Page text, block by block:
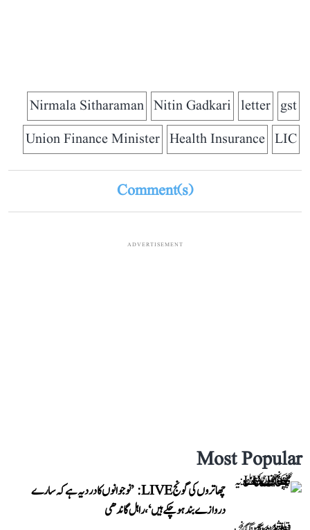
gst
letter
Nitin Gadkari
Nirmala Sitharaman
LIC
Health Insurance
Union Finance Minister
Comment(s)
ADVERTISEMENT
Most Popular
چھاتروں کی گونج LIVE: ’نوجوانوں کا درد یہ ہے کہ سارے
دروازے بند ہو چکے ہیں‘، راہل گاندھی